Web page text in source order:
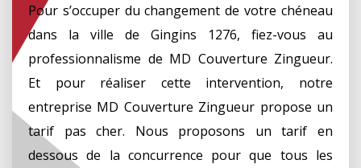
Pour s’occuper du changement de votre chéneau
dans la ville de Gingins 1276, fiez-vous au
professionnalisme de MD Couverture Zingueur.
Et pour réaliser cette intervention, notre
entreprise MD Couverture Zingueur propose un
tarif pas cher. Nous proposons un tarif en
dessous de la concurrence pour que tous les